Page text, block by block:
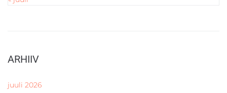
ARHIIV
juuli 2026